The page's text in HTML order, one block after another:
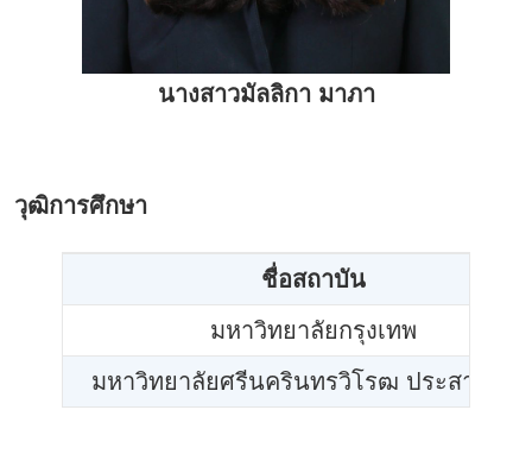
นางสาวมัลลิกา มาภา
วุฒิการศึกษา
ชื่อสถาบัน
มหาวิทยาลัยกรุงเทพ
มหาวิทยาลัยศรีนครินทรวิโรฒ ประสานมิต